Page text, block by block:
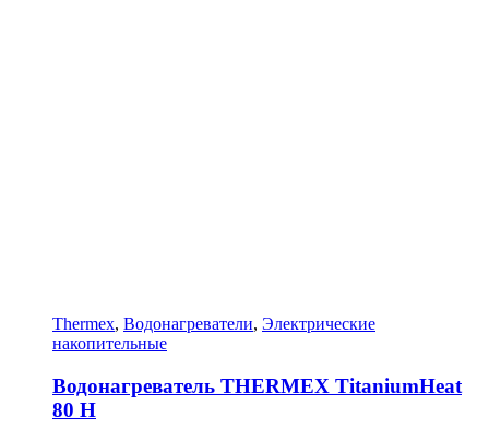
Thermex, Водонагреватели, Электрические
накопительные
Водонагреватель THERMEX TitaniumHeat
80 H